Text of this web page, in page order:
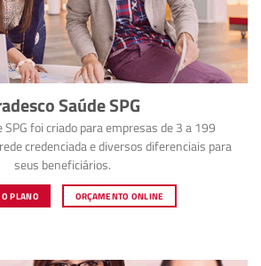
Saúde SPG
SPG foi criado para empresas de 3 a 199
credenciada e diversos diferenciais para
seus beneficiários.
PLANO ORÇAMENTO ONLINE